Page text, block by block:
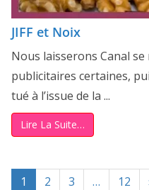
JIFF et Noix
Nous laisserons Canal
publicitaires certaines,
tué à l’issue de la ...
Lire La Suite…
1 2 3 … 12